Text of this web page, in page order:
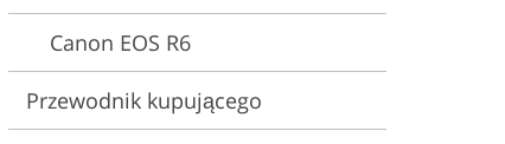
Canon EOS R6
Przewodnik kupującego